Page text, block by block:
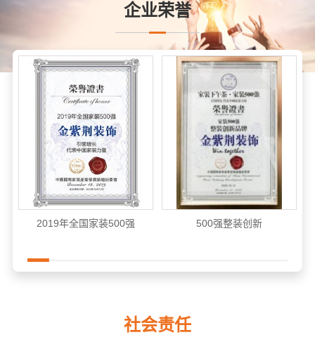
企业荣誉
2019年全国家装500强 500强整装创新
社会责任